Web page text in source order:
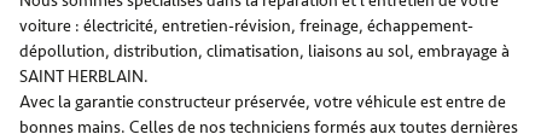
voiture : électricité, entretien-révision, freinage, échappement-
dépollution, distribution, climatisation, liaisons au sol, embrayage à
SAINT HERBLAIN.
Avec la garantie constructeur préservée, votre véhicule est entre de
bonnes mains. Celles de nos techniciens formés aux toutes dernières